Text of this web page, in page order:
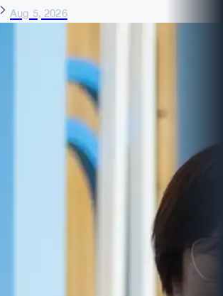
Aug 5, 2026